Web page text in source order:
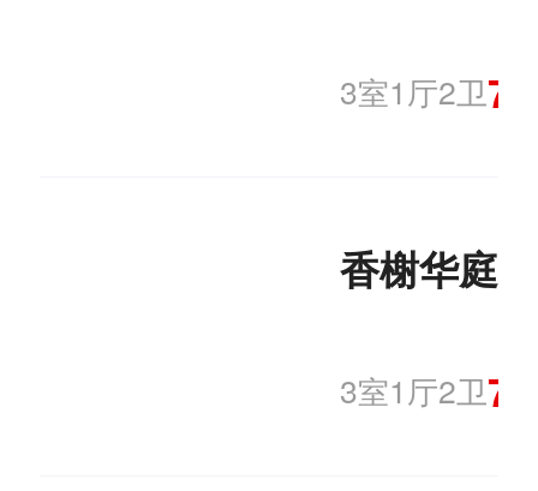
第二个转盘 西南】的租
3室1厅2卫
香榭华庭
3室1厅2卫